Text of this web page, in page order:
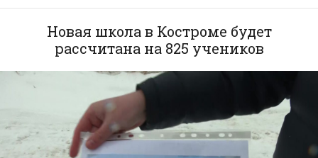
Новая школа в Костроме будет
рассчитана на 825 учеников